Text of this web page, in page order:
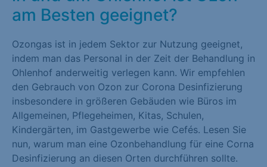
am Besten geeignet?
Ozongas ist in jedem Sektor zur Nutzung geeignet,
indem man das Personal in der Zeit der Behandlung in
Ohlenhof anderweitig verlegen kann. Wir empfehlen
den Gebrauch von Ozon zur Corona Desinfizierung
insbesondere in größeren Gebäuden wie Büros im
Allgemeinen, Pflegeheimen, Kitas, Schulen,
Kindergärten, im Gastgewerbe wie Cefés. Lesen Sie
nun, warum man eine Ozonbehandlung für eine Corna
Desinfizierung an diesen Orten durchführen sollte.